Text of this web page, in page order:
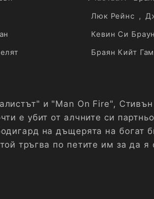
Люк Рейнс ,
Кевин Си Браун
Браян Кийт
и "Man On Fire",
е убит от алчните си
на дъщерята на богат
тръгва по петите им за да